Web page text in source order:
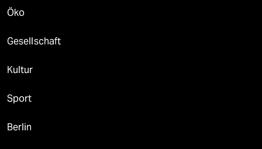
Öko
Gesellschaft
Kultur
Sport
Berlin